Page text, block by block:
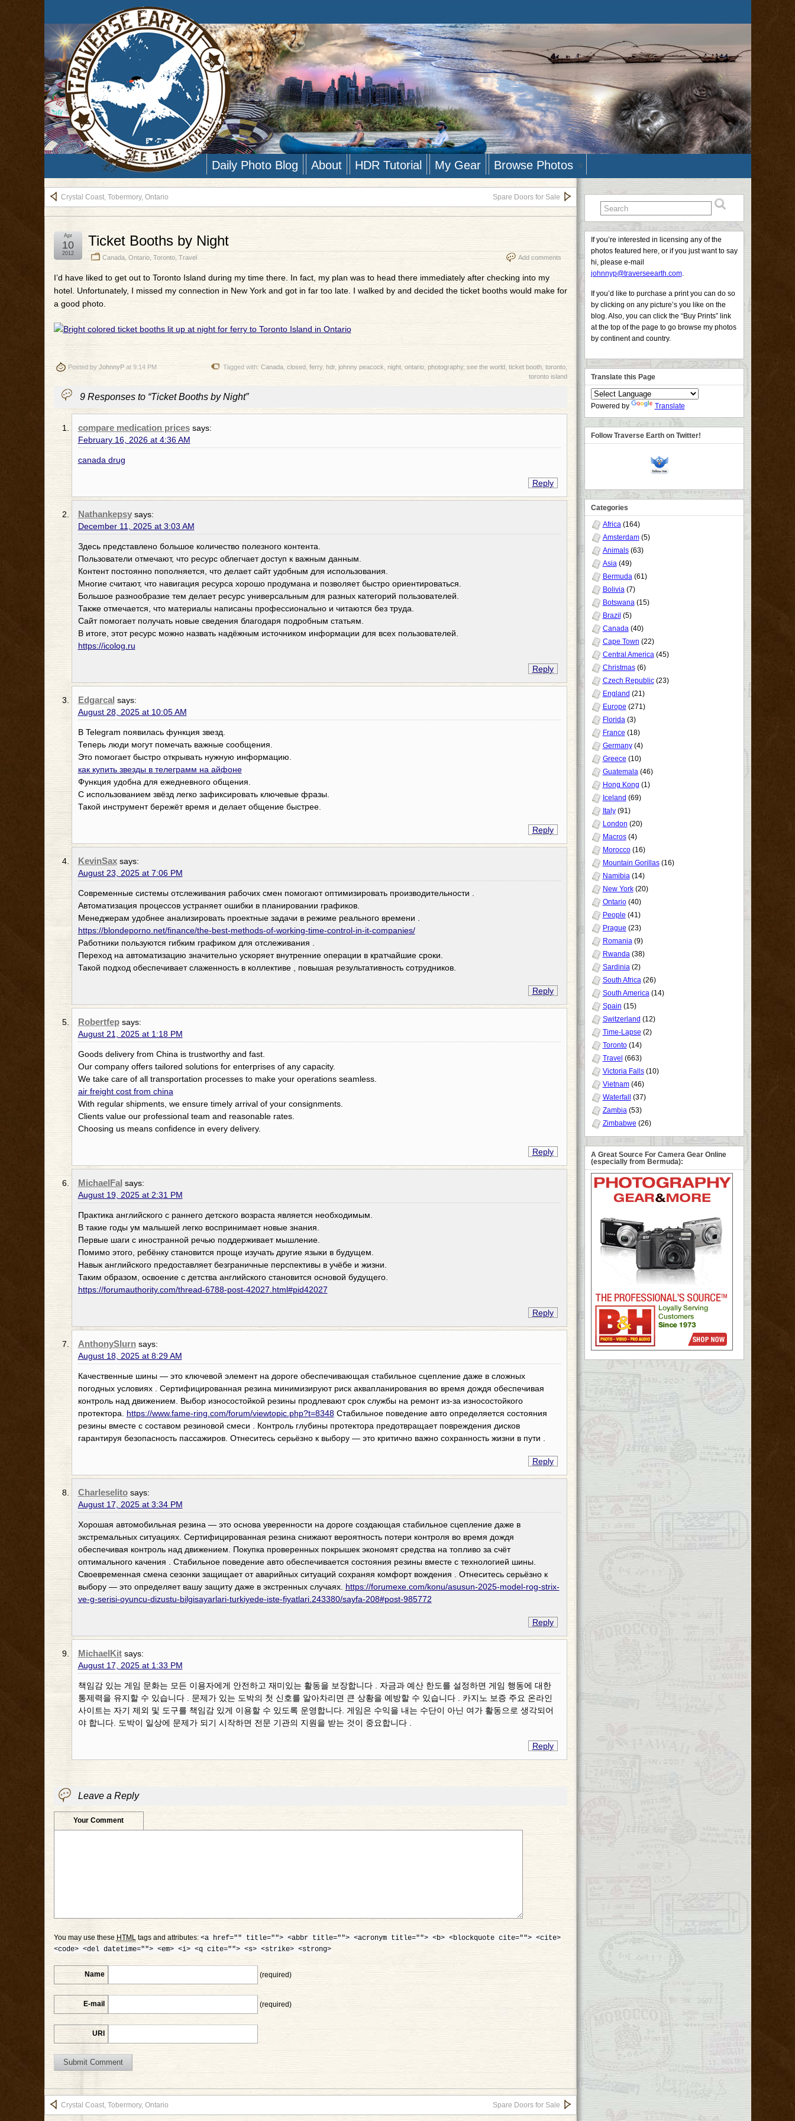
Daily Photo Blog About HDR Tutorial My Gear Browse Photos
Crystal Coast, Tobermory, Ontario Spare Doors for Sale
Ticket Booths by Night
Canada, Ontario, Toronto, Travel Add comments
Apr
10
2012
I’d have liked to get out to Toronto Island during my time there. In fact, my plan was to head there immediately after checking into my
hotel. Unfortunately, I missed my connection in New York and got in far too late. I walked by and decided the ticket booths would make for
a good photo.
Posted by JohnnyPat 9:14 PM Tagged with: Canada, closed, ferry, hdr, johnny peacock night, ontario, photography, see the world, ticket booth, toronto,
toronto island
9 Responses to “Ticket Booths by Night”
compare medication prices says:
February 16, 2026 at 4:36 AM
canada drug
Reply
Nathankepsy says:
December 11, 2025 at 3:03 AM
Здесь представлено большое количество полезного контента.
Пользователи отмечают, что ресурс облегчает доступ к важным данным.
Контент постоянно пополняется, что делает сайт удобным для использования.
Многие считают, что навигация ресурса хорошо продумана и позволяет быстро ориентироваться.
Большое разнообразие тем делает ресурс универсальным для разных категорий пользователей.
Также отмечается, что материалы написаны профессионально и читаются без труда.
Сайт помогает получать новые сведения благодаря подробным статьям.
В итоге, этот ресурс можно назвать надёжным источником информации для всех пользователей.
https://icolog.ru
Reply
Edgarcal says:
August 28, 2025 at 10:05 AM
В Telegram появилась функция звезд.
Теперь люди могут помечать важные сообщения.
Это помогает быстро открывать нужную информацию.
как купить звезды в телеграмм на айфоне
Функция удобна для ежедневного общения.
С использованием звёзд легко зафиксировать ключевые фразы.
Такой инструмент бережёт время и делает общение быстрее.
Reply
KevinSax says:
August 23, 2025 at 7:06 PM
Современные системы отслеживания рабочих смен помогают оптимизировать производительности .
Автоматизация процессов устраняет ошибки в планировании графиков.
Менеджерам удобнее анализировать проектные задачи в режиме реального времени .
https://blondeporno.net/finance/the-best-methods-of-working-time-control-in-it-companies/
Работники пользуются гибким графиком для отслеживания .
Переход на автоматизацию значительно ускоряет внутренние операции в кратчайшие сроки.
Такой подход обеспечивает слаженность в коллективе , повышая результативность сотрудников.
Reply
Robertfep says:
August 21, 2025 at 1:18 PM
Goods delivery from China is trustworthy and fast.
Our company offers tailored solutions for enterprises of any capacity.
We take care of all transportation processes to make your operations seamless.
air freight cost from china
With regular shipments, we ensure timely arrival of your consignments.
Clients value our professional team and reasonable rates.
Choosing us means confidence in every delivery.
Reply
MichaelFal says:
August 19, 2025 at 2:31 PM
Практика английского с раннего детского возраста является необходимым.
В такие годы ум малышей легко воспринимает новые знания.
Первые шаги с иностранной речью поддерживает мышление.
Помимо этого, ребёнку становится проще изучать другие языки в будущем.
Навык английского предоставляет безграничные перспективы в учёбе и жизни.
Таким образом, освоение с детства английского становится основой будущего.
https://forumauthority.com/thread-6788-post-42027.html#pid42027
Reply
AnthonySlurn says:
August 18, 2025 at 8:29 AM
Качественные шины — это ключевой элемент на дороге обеспечивающая стабильное сцепление даже в сложных
погодных условиях . Сертифицированная резина минимизируют риск аквапланирования во время дождя обеспечивая
контроль над движением. Выбор износостойкой резины продлевают срок службы на ремонт из-за износостойкого
протектора. https://www.fame-ring.com/forum/viewtopic.php?t=8348Стабильное поведение авто определяется состояния
резины вместе с составом резиновой смеси . Контроль глубины протектора предотвращает повреждения дисков
гарантируя безопасность пассажиров. Отнеситесь серьёзно к выбору — это критично важно сохранность жизни в пути .
Reply
Charleselito says:
August 17, 2025 at 3:34 PM
Хорошая автомобильная резина — это основа уверенности на дороге создающая стабильное сцепление даже в
экстремальных ситуациях. Сертифицированная резина снижают вероятность потери контроля во время дождя
обеспечивая контроль над движением. Покупка проверенных покрышек экономят средства на топливо за счёт
оптимального качения . Стабильное поведение авто обеспечивается состояния резины вместе с технологией шины.
Своевременная смена сезонки защищает от аварийных ситуаций сохраняя комфорт вождения . Отнеситесь серьёзно к
выбору — это определяет вашу защиту даже в экстренных случаях. https://forumexe.com/konu/asusun-2025-model-rog-strix-
ve-g-serisi-oyuncu-dizustu-bilgisayarlari-turkiyede-iste-fiyatlari.243380/sayfa-208#post-985772
Reply
MichaelKit says:
August 17, 2025 at 1:33 PM
책임감 있는 게임 문화는 모든 이용자에게 안전하고 재미있는 활동을 보장합니다 . 자금과 예산 한도를 설정하면 게임 행동에 대한
통제력을 유지할 수 있습니다 . 문제가 있는 도박의 첫 신호를 알아차리면 큰 상황을 예방할 수 있습니다 . 카지노 보증 주요 온라인
사이트는 자기 제외 및 도구를 책임감 있게 이용할 수 있도록 운영합니다. 게임은 수익을 내는 수단이 아닌 여가 활동으로 생각되어
야 합니다. 도박이 일상에 문제가 되기 시작하면 전문 기관의 지원을 받는 것이 중요합니다 .
Reply
Leave a Reply
Your Comment
You may use these HTML tags and attributes: <a href="" title=""> <abbr title=""> <acronym title=""> <b> <blockquote cite=""> <cite>
<code> <del datetime=""> <em> <i> <q cite=""> <s> <strike> <strong>
Name (required)
E-mail (required)
URI
Crystal Coast, Tobermory, Ontario Spare Doors for Sale
If you’re interested in licensing any of the
photos featured here, or if you just want to say
hi, please e-mail
johnnyp@traverseearth.com.
If you’d like to purchase a print you can do so
by clicking on any picture’s you like on the
blog. Also, you can click the “Buy Prints” link
at the top of the page to go browse my photos
by continent and country.
Translate this Page
Powered by Translate
Follow Traverse Earth on Twitter!
Categories
Africa(164)
Amsterdam(5)
Animals(63)
Asia(49)
Bermuda(61)
Bolivia(7)
Botswana(15)
Brazil (5)
Canada(40)
Cape Town (22)
Central America(45)
Christmas(6)
Czech Republic(23)
England (21)
Europe (271)
Florida(3)
France (18)
Germany(4)
Greece (10)
Guatemala(46)
Hong Kong (1)
Iceland (69)
Italy(91)
London (20)
Macros(4)
Morocco(16)
Mountain Gorillas(16)
Namibia(14)
New York(20)
Ontario(40)
People (41)
Prague (23)
Romania(9)
Rwanda(38)
Sardinia(2)
South Africa(26)
South America(14)
Spain (15)
Switzerland (12)
Time-Lapse (2)
Toronto(14)
Travel (663)
Victoria Falls(10)
Vietnam(46)
Waterfall
(37)
Zambia(53)
Zimbabwe (26)
A Great Source For Camera Gear Online
(especially from Bermuda):